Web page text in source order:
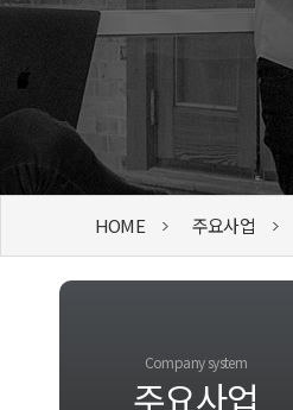
HOME 주요사업
Company system
주요사업